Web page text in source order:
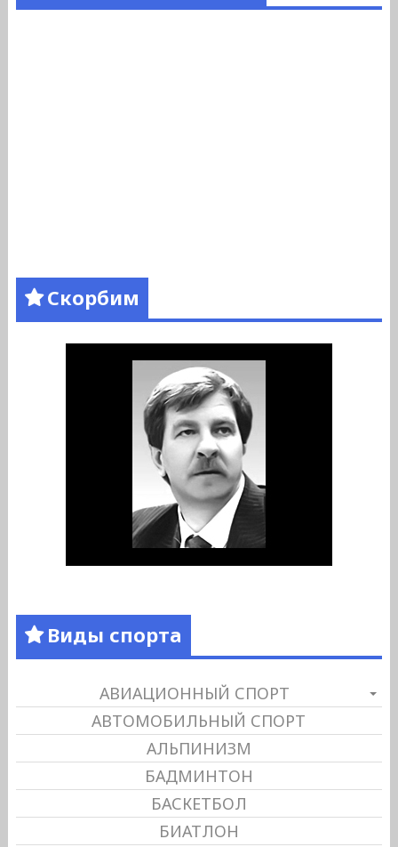
Скорбим
Виды спорта
АВИАЦИОННЫЙ СПОРТ
АВТОМОБИЛЬНЫЙ СПОРТ
АЛЬПИНИЗМ
БАДМИНТОН
БАСКЕТБОЛ
БИАТЛОН